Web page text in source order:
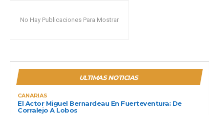
No Hay Publicaciones Para Mostrar
ULTIMAS NOTICIAS
CANARIAS
El Actor Miguel Bernardeau En Fuerteventura: De
Corralejo A Lobos